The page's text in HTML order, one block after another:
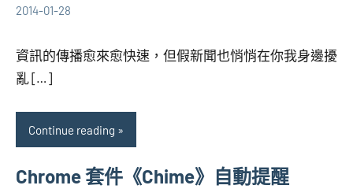
2014-01-28
張
芋
No
資訊的傳播愈來愈快速，但假新聞也悄悄在你我身邊擾
亂 […]
Continue reading
Chrome 套件《Chime》自動提醒